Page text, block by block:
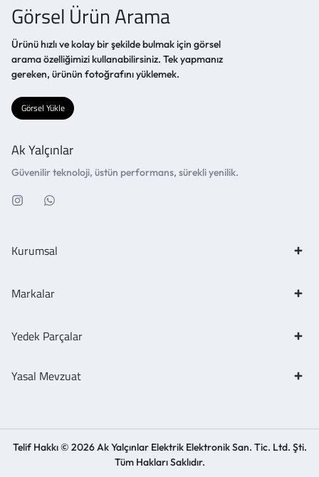
Görsel Ürün Arama
Ürünü hızlı ve kolay bir şekilde bulmak için görsel
arama özelliğimizi kullanabilirsiniz. Tek yapmanız
gereken, ürünün fotoğrafını yüklemek.
Görsel Yükle
Ak Yalçınlar
Güvenilir teknoloji, üstün performans, sürekli yenilik.
Kurumsal
Markalar
Yedek Parçalar
Yasal Mevzuat
Telif Hakkı © 2026 Ak Yalçınlar Elektrik Elektronik San. Tic. Ltd. Şti.
Tüm Hakları Saklıdır.